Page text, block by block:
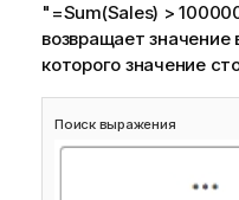
"=Sum(Sales) >
возвращает значение
которого значение
Поиск выражения